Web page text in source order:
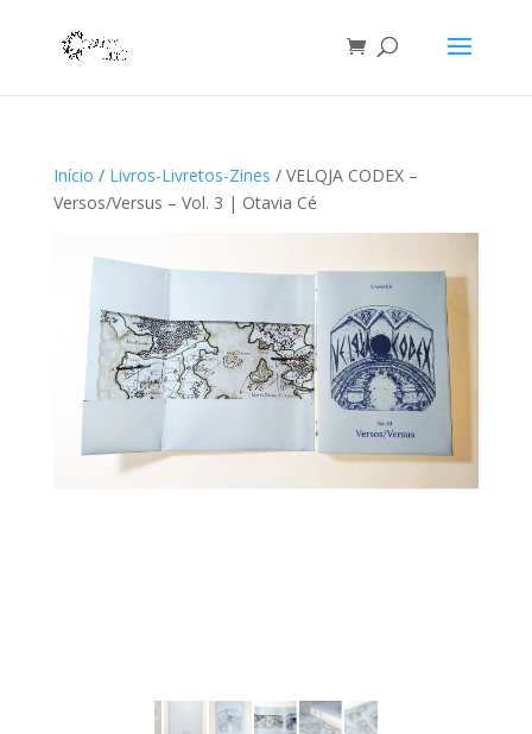
Início / Livros-Livretos-Zines / VELQJA CODEX –
Versos/Versus – Vol. 3 | Otavia Cé